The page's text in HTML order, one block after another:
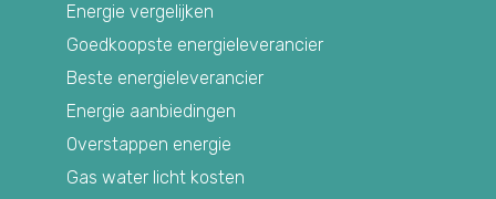
Energie vergelijken
Goedkoopste energieleverancier
Beste energieleverancier
Energie aanbiedingen
Overstappen energie
Gas water licht kosten